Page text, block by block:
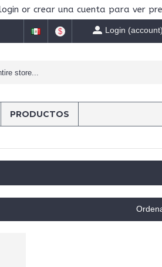
or crear una cuenta para ver
$ Login (account)
PRODUCTOS